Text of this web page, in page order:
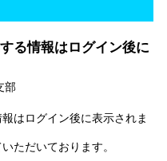
る情報はログイン後に
部
はログイン後に表示されま
ただいております。